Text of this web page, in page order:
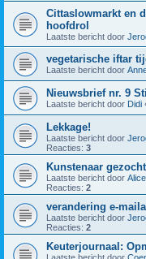
Cittaslowmarkt en
hoofdrol
Laatste bericht door
vegetarische iftar
Laatste bericht door
Nieuwsbrief nr. 9
Laatste bericht door Didi
Lekkage!
Laatste bericht door
Reacties: 3
Kunstenaar gezocht
Laatste bericht door Alice
Reacties: 2
verandering e-
Laatste bericht door
Reacties: 2
Keuterjournaal: